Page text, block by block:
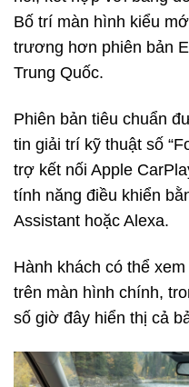
Bố trí màn hình kiểu
trương hơn phiên bản
Trung Quốc.
Phiên bản tiêu chuẩn
tin giải trí kỹ thuật số
trợ kết nối Apple
tính năng điều khiển
Assistant hoặc Alexa.
Hành khách có thể
trên màn hình chính,
số giờ đây hiển thị cả